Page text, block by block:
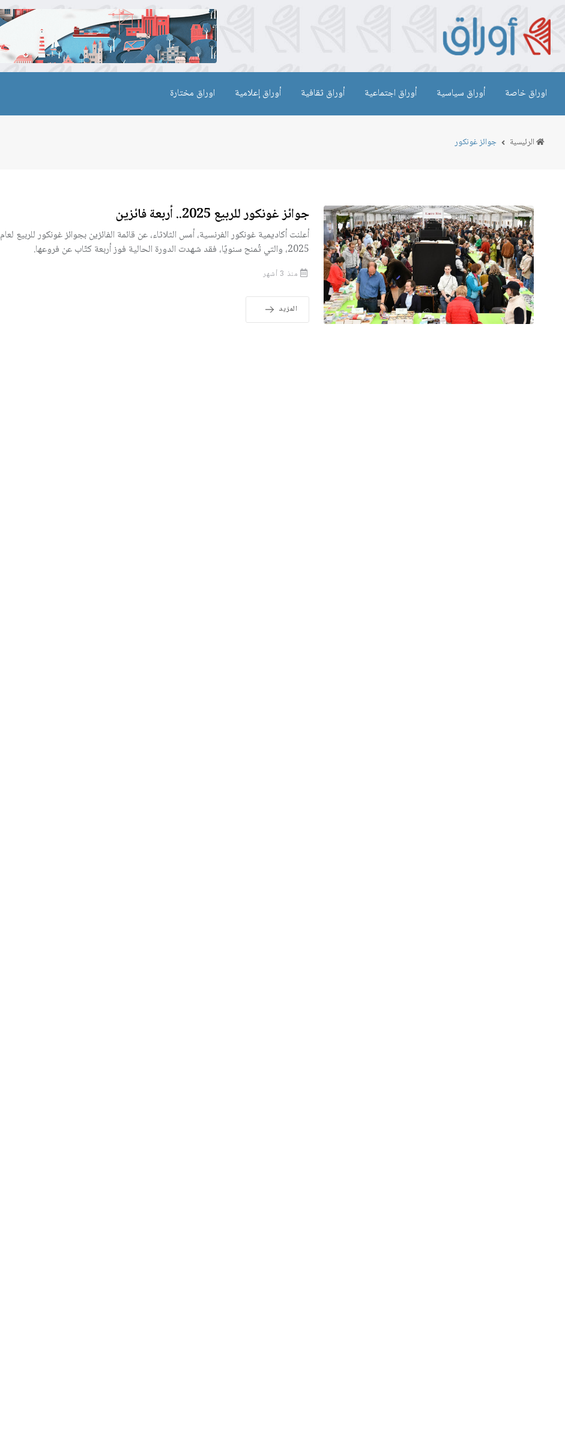
اوراق خاصة أوراق سياسية أوراق اجتماعية أوراق ثقافية أوراق إعلامية اوراق مختارة
الرئيسية جوائز غونكور
جوائز غونكور للربيع 2025.. أربعة فائزين
أعلنت أكاديمية غونكور الفرنسية، أمس الثلاثاء، عن قائمة الفائزين بجوائز غونكور للربيع لعام
2025، والتي تُمنح سنويًا، فقد شهدت الدورة الحالية فوز أربعة كتّاب عن فروعها.
منذ 3 أشهر
المزيد